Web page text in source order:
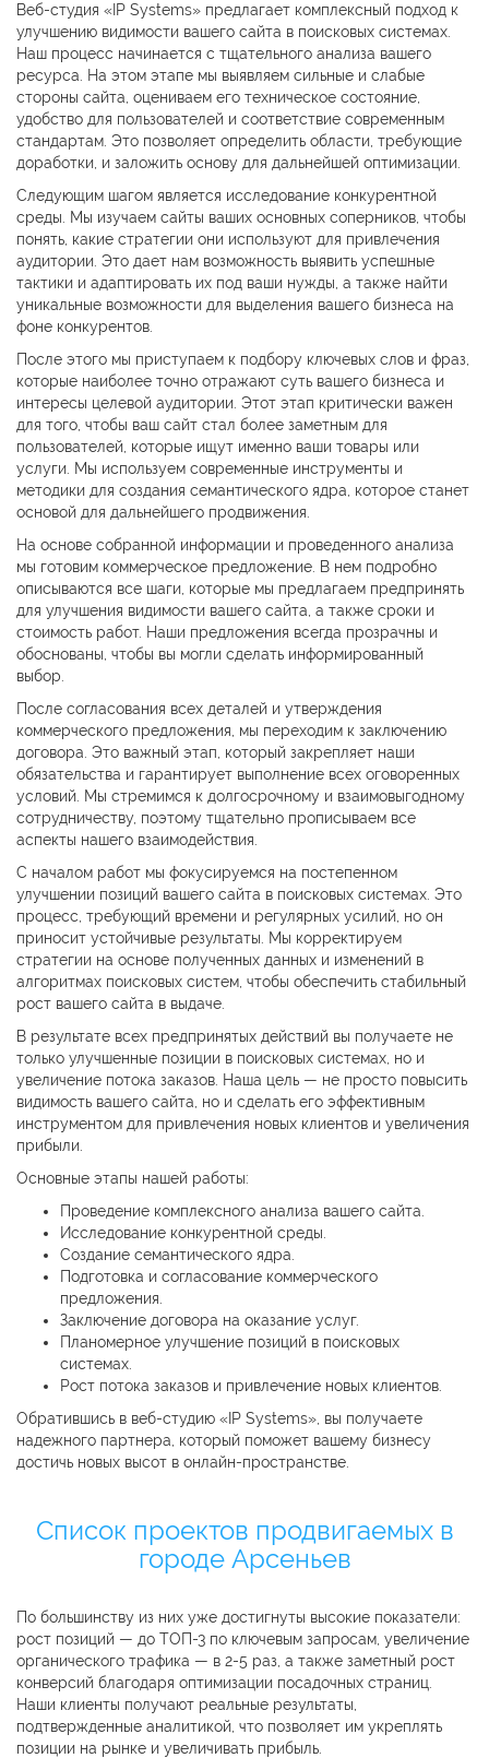
Веб-студия «IP Systems» предлагает комплексный подход к
улучшению видимости вашего сайта в поисковых системах.
Наш процесс начинается с тщательного анализа вашего
ресурса. На этом этапе мы выявляем сильные и слабые
стороны сайта, оцениваем его техническое состояние,
удобство для пользователей и соответствие современным
стандартам. Это позволяет определить области, требующие
доработки, и заложить основу для дальнейшей оптимизации.
Следующим шагом является исследование конкурентной
среды. Мы изучаем сайты ваших основных соперников, чтобы
понять, какие стратегии они используют для привлечения
аудитории. Это дает нам возможность выявить успешные
тактики и адаптировать их под ваши нужды, а также найти
уникальные возможности для выделения вашего бизнеса на
фоне конкурентов.
После этого мы приступаем к подбору ключевых слов и фраз,
которые наиболее точно отражают суть вашего бизнеса и
интересы целевой аудитории. Этот этап критически важен
для того, чтобы ваш сайт стал более заметным для
пользователей, которые ищут именно ваши товары или
услуги. Мы используем современные инструменты и
методики для создания семантического ядра, которое станет
основой для дальнейшего продвижения.
На основе собранной информации и проведенного анализа
мы готовим коммерческое предложение. В нем подробно
описываются все шаги, которые мы предлагаем предпринять
для улучшения видимости вашего сайта, а также сроки и
стоимость работ. Наши предложения всегда прозрачны и
обоснованы, чтобы вы могли сделать информированный
выбор.
После согласования всех деталей и утверждения
коммерческого предложения, мы переходим к заключению
договора. Это важный этап, который закрепляет наши
обязательства и гарантирует выполнение всех оговоренных
условий. Мы стремимся к долгосрочному и взаимовыгодному
сотрудничеству, поэтому тщательно прописываем все
аспекты нашего взаимодействия.
С началом работ мы фокусируемся на постепенном
улучшении позиций вашего сайта в поисковых системах. Это
процесс, требующий времени и регулярных усилий, но он
приносит устойчивые результаты. Мы корректируем
стратегии на основе полученных данных и изменений в
алгоритмах поисковых систем, чтобы обеспечить стабильный
рост вашего сайта в выдаче.
В результате всех предпринятых действий вы получаете не
только улучшенные позиции в поисковых системах, но и
увеличение потока заказов. Наша цель — не просто повысить
видимость вашего сайта, но и сделать его эффективным
инструментом для привлечения новых клиентов и увеличения
прибыли.
Основные этапы нашей работы:
Проведение комплексного анализа вашего сайта.
Исследование конкурентной среды.
Создание семантического ядра.
Подготовка и согласование коммерческого
предложения.
Заключение договора на оказание услуг.
Планомерное улучшение позиций в поисковых
системах.
Рост потока заказов и привлечение новых клиентов.
Обратившись в веб-студию «IP Systems», вы получаете
надежного партнера, который поможет вашему бизнесу
достичь новых высот в онлайн-пространстве.
Список проектов продвигаемых в
городе Арсеньев
По большинству из них уже достигнуты высокие показатели:
рост позиций — до ТОП-3 по ключевым запросам, увеличение
органического трафика — в 2-5 раз, а также заметный рост
конверсий благодаря оптимизации посадочных страниц.
Наши клиенты получают реальные результаты,
подтвержденные аналитикой, что позволяет им укреплять
позиции на рынке и увеличивать прибыль.